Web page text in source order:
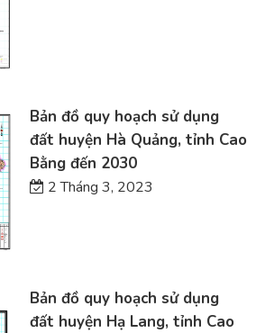
Bản đồ quy hoạch sử dụng
đất huyện Hà Quảng, tỉnh Cao
Bằng đến 2030
2 Tháng 3, 2023
Bản đồ quy hoạch sử dụng
đất huyện Hạ Lang, tỉnh Cao